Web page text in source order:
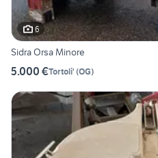
6
Sidra Orsa Minore
5.000 €Tortoli' (OG)